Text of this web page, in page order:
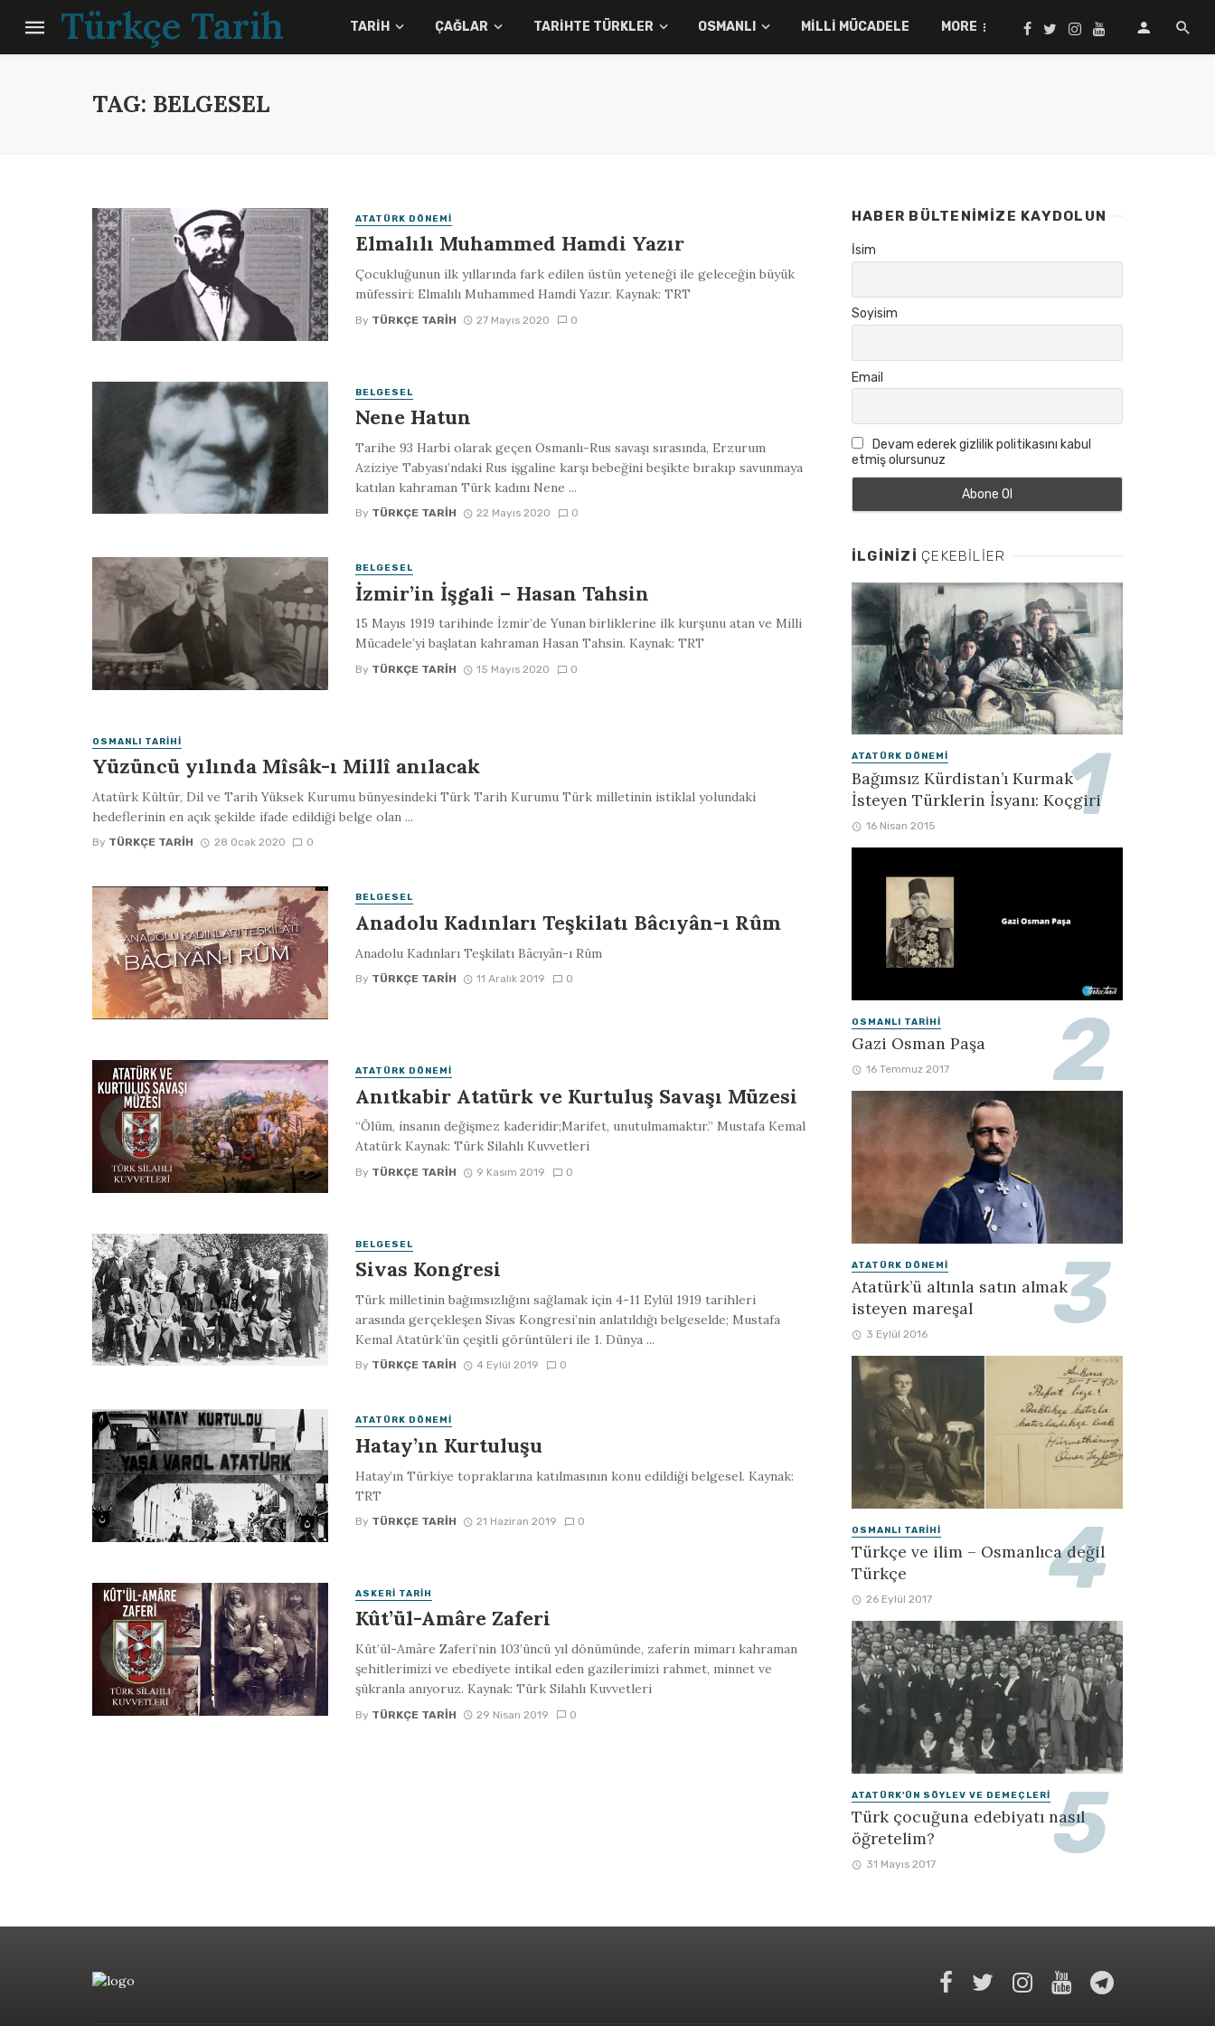
Türkçe Tarih TARIH ÇAĞLAR TARIHTE TÜRKLER OSMANLI MILLI MÜCADELE MORE
TAG: BELGESEL
ATATÜRK DÖNEMI
Elmalılı Muhammed Hamdi Yazır
Çocukluğunun ilk yıllarında fark edilen üstün yeteneği ile geleceğin büyük
müfessiri: Elmalılı Muhammed Hamdi Yazır. Kaynak: TRT
By TÜRKÇE TARIH 27 Mayıs 2020 0
BELGESEL
Nene Hatun
Tarihe 93 Harbi olarak geçen Osmanlı-Rus savaşı sırasında, Erzurum
Aziziye Tabyası’ndaki Rus işgaline karşı bebeğini beşikte bırakıp savunmaya
katılan kahraman Türk kadını Nene ...
By TÜRKÇE TARIH 22 Mayıs 2020 0
BELGESEL
İzmir’in İşgali – Hasan Tahsin
15 Mayıs 1919 tarihinde İzmir’de Yunan birliklerine ilk kurşunu atan ve Milli
Mücadele’yi başlatan kahraman Hasan Tahsin. Kaynak: TRT
By TÜRKÇE TARIH 15 Mayıs 2020 0
OSMANLI TARIHI
Yüzüncü yılında Mîsâk-ı Millî anılacak
Atatürk Kültür, Dil ve Tarih Yüksek Kurumu bünyesindeki Türk Tarih Kurumu Türk milletinin istiklal yolundaki
hedeflerinin en açık şekilde ifade edildiği belge olan ...
By TÜRKÇE TARIH 28 Ocak 2020 0
BELGESEL
Anadolu Kadınları Teşkilatı Bâcıyân-ı Rûm
Anadolu Kadınları Teşkilatı Bâcıyân-ı Rûm
By TÜRKÇE TARIH 11 Aralık 2019 0
ATATÜRK DÖNEMI
Anıtkabir Atatürk ve Kurtuluş Savaşı Müzesi
“Ölüm, insanın değişmez kaderidir;Marifet, unutulmamaktır.” Mustafa Kemal
Atatürk Kaynak: Türk Silahlı Kuvvetleri
By TÜRKÇE TARIH 9 Kasım 2019 0
BELGESEL
Sivas Kongresi
Türk milletinin bağımsızlığını sağlamak için 4-11 Eylül 1919 tarihleri
arasında gerçekleşen Sivas Kongresi’nin anlatıldığı belgeselde; Mustafa
Kemal Atatürk’ün çeşitli görüntüleri ile 1. Dünya ...
By TÜRKÇE TARIH 4 Eylül 2019 0
ATATÜRK DÖNEMI
Hatay’ın Kurtuluşu
Hatay’ın Türkiye topraklarına katılmasının konu edildiği belgesel. Kaynak:
TRT
By TÜRKÇE TARIH 21 Haziran 2019 0
ASKERI TARIH
Kût’ül-Amâre Zaferi
Kût’ül-Amâre Zaferi’nin 103’üncü yıl dönümünde, zaferin mimarı kahraman
şehitlerimizi ve ebediyete intikal eden gazilerimizi rahmet, minnet ve
şükranla anıyoruz. Kaynak: Türk Silahlı Kuvvetleri
By TÜRKÇE TARIH 29 Nisan 2019 0
HABER BÜLTENIMIZE KAYDOLUN
İsim
Soyisim
Email
Devam ederek gizlilik politikasını kabul
etmiş olursunuz
İLGINIZI ÇEKEBILIER
ATATÜRK DÖNEMI
Bağımsız Kürdistan’ı Kurmak
İsteyen Türklerin İsyanı: Koçgiri
16 Nisan 2015
OSMANLI TARIHI
Gazi Osman Paşa
16 Temmuz 2017
ATATÜRK DÖNEMI
Atatürk’ü altınla satın almak
isteyen mareşal
3 Eylül 2016
OSMANLI TARIHI
Türkçe ve ilim – Osmanlıca değil
Türkçe
26 Eylül 2017
ATATÜRK'ÜN SÖYLEV VE DEMEÇLERI
Türk çocuğuna edebiyatı nasıl
öğretelim?
31 Mayıs 2017